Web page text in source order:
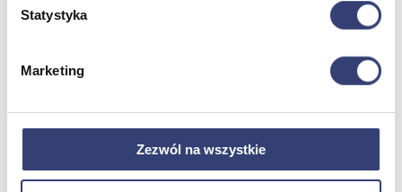
Statystyka
Marketing
Zezwól na wszystkie
Fotele
Urządzenia